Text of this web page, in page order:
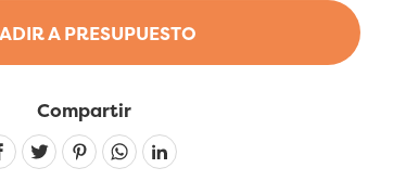
A PRESUPUESTO
Compartir
Linkedin